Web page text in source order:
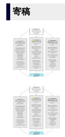
寄稿